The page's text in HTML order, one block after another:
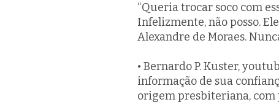
“Queria trocar soco com
Infelizmente, não posso.
Alexandre de Moraes.
• Bernardo P. Kuster,
informação de sua
origem presbiteriana, com